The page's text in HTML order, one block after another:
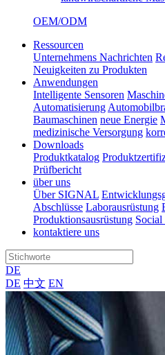
OEM/ODM
Ressourcen
Unternehmens Nachrichten
Neuigkeiten zu Produkten
Anwendungen
Intelligente Sensoren
Automatisierung
Baumaschinen neue Energie
medizinische Versorgung
Downloads
Produktkatalog
Prüfbericht
über uns
Über SIGNAL
Abschlüsse Laborausrüstung
Produktionsausrüstung
kontaktiere uns
DE
DE 中文 EN